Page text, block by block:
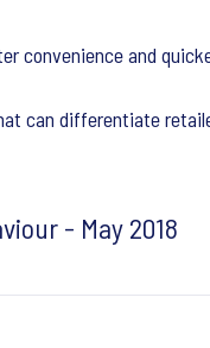
convenience and
can differentiate
- May 2018